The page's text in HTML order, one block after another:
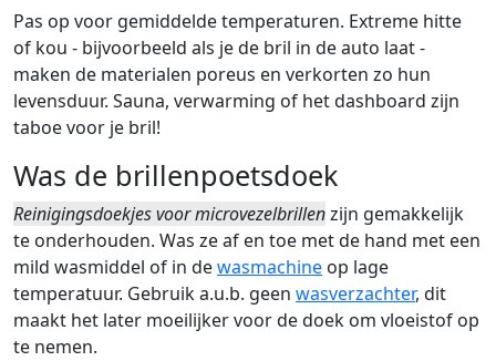
Pas op voor gemiddelde temperaturen. Extreme hitte
of kou - bijvoorbeeld als je de bril in de auto laat -
maken de materialen poreus en verkorten zo hun
levensduur. Sauna, verwarming of het dashboard zijn
taboe voor je bril!
Was de brillenpoetsdoek
Reinigingsdoekjes voor microvezelbrillenzijn gemakkelijk
te onderhouden. Was ze af en toe met de hand met een
mild wasmiddel of in dewasmachine op lage
temperatuur. Gebruik a.u.b. geen wasverzachter, dit
maakt het later moeilijker voor de doek om vloeistof op
te nemen.